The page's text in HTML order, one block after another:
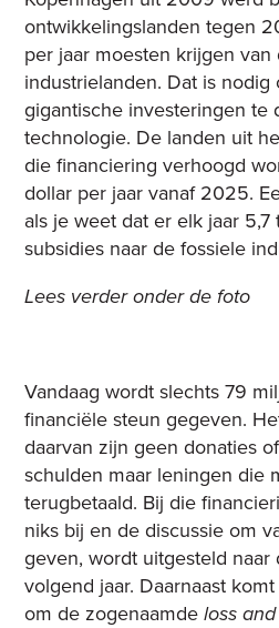
ontwikkelingslanden tegen
per jaar moesten krijgen
industrielanden. Dat is
gigantische investeringen te
technologie. De landen uit
die financiering verhoogd
dollar per jaar vanaf 2025.
als je weet dat er elk jaar 5,7
subsidies naar de fossiele
Lees verder onder de foto
Vandaag wordt slechts 79
financiële steun gegeven.
daarvan zijn geen donaties
schulden maar leningen die
terugbetaald. Bij die
niks bij en de discussie om
geven, wordt uitgesteld naar
volgend jaar. Daarnaast
om de zogenaamde loss